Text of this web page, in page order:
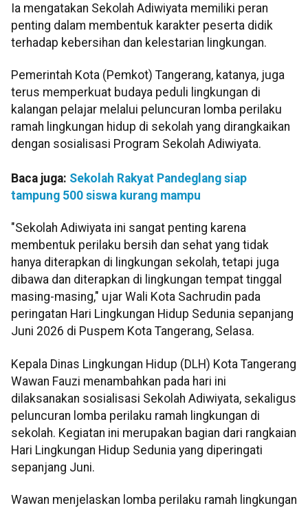
Ia mengatakan Sekolah Adiwiyata memiliki peran
penting dalam membentuk karakter peserta didik
terhadap kebersihan dan kelestarian lingkungan.
Pemerintah Kota (Pemkot) Tangerang, katanya, juga
terus memperkuat budaya peduli lingkungan di
kalangan pelajar melalui peluncuran lomba perilaku
ramah lingkungan hidup di sekolah yang dirangkaikan
dengan sosialisasi Program Sekolah Adiwiyata.
Baca juga: Sekolah Rakyat Pandeglang siap
tampung 500 siswa kurang mampu
"Sekolah Adiwiyata ini sangat penting karena
membentuk perilaku bersih dan sehat yang tidak
hanya diterapkan di lingkungan sekolah, tetapi juga
dibawa dan diterapkan di lingkungan tempat tinggal
masing-masing," ujar Wali Kota Sachrudin pada
peringatan Hari Lingkungan Hidup Sedunia sepanjang
Juni 2026 di Puspem Kota Tangerang, Selasa.
Kepala Dinas Lingkungan Hidup (DLH) Kota Tangerang
Wawan Fauzi menambahkan pada hari ini
dilaksanakan sosialisasi Sekolah Adiwiyata, sekaligus
peluncuran lomba perilaku ramah lingkungan di
sekolah. Kegiatan ini merupakan bagian dari rangkaian
Hari Lingkungan Hidup Sedunia yang diperingati
sepanjang Juni.
Wawan menjelaskan lomba perilaku ramah lingkungan